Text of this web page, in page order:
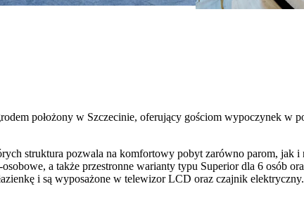
położony w Szczecinie, oferujący gościom wypoczynek w
struktura pozwala na komfortowy pobyt zarówno parom, jak
a także przestronne warianty typu Superior dla 6 osób
i są wyposażone w telewizor LCD oraz czajnik